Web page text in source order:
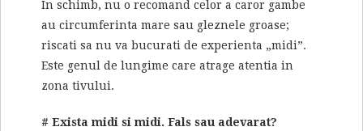
In schimb, nu o recomand celor a caror gambe
au circumferinta mare sau gleznele groase;
riscati sa nu va bucurati de experienta „midi”.
Este genul de lungime care atrage atentia in
zona tivului.
# Exista midi si midi. Fals sau adevarat?